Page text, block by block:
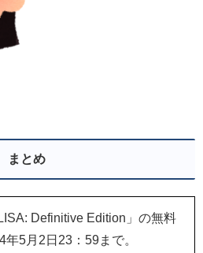
まとめ
Definitive Edition」の無料
5月2日23：59まで。